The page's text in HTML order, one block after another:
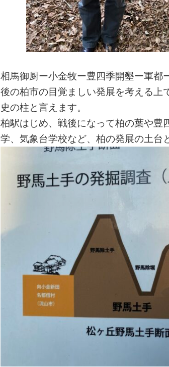
相馬御厨ー小金牧ー豊四季開墾ー軍都
後の柏市の目覚ましい発展を考える上
史の柱と言えます。
柏駅はじめ、戦後になって柏の葉や豊
学、気象台学校など、柏の発展の土台